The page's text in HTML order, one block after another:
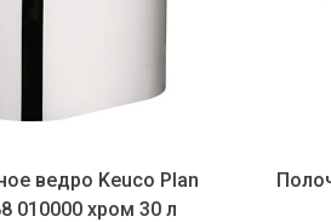
ведро Keuco Plan
010000 хром 30 л